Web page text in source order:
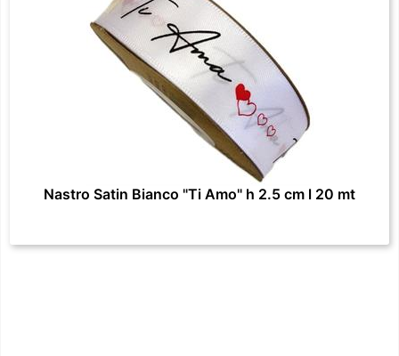
Nastro Satin Bianco "Ti Amo" h 2.5 cm l 20 mt